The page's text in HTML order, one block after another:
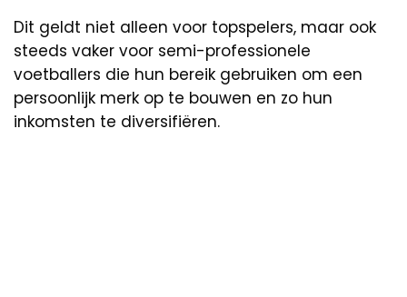
Dit geldt niet alleen voor topspelers, maar ook
steeds vaker voor semi-professionele
voetballers die hun bereik gebruiken om een
persoonlijk merk op te bouwen en zo hun
inkomsten te diversifiëren.